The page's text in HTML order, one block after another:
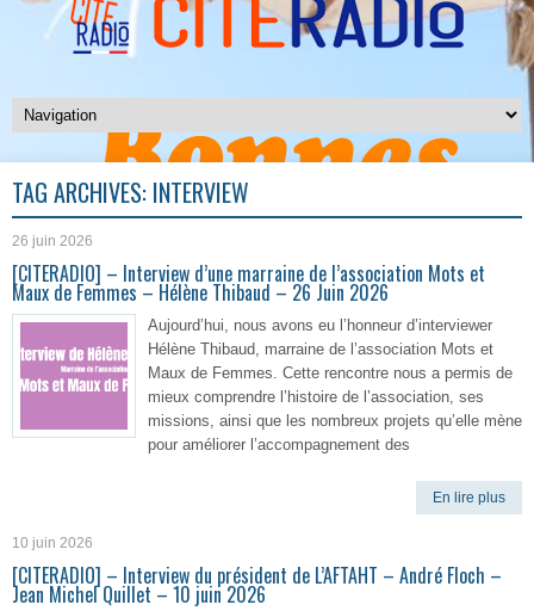
TAG ARCHIVES: INTERVIEW
26 juin 2026
[CITERADIO] – Interview d’une marraine de l’association Mots et
Maux de Femmes – Hélène Thibaud – 26 Juin 2026
Aujourd’hui, nous avons eu l’honneur d’interviewer
Hélène Thibaud, marraine de l’association Mots et
Maux de Femmes. Cette rencontre nous a permis de
mieux comprendre l’histoire de l’association, ses
missions, ainsi que les nombreux projets qu’elle mène
pour améliorer l’accompagnement des
En lire plus
10 juin 2026
[CITERADIO] – Interview du président de L’AFTAHT – André Floch –
Jean Michel Quillet – 10 juin 2026